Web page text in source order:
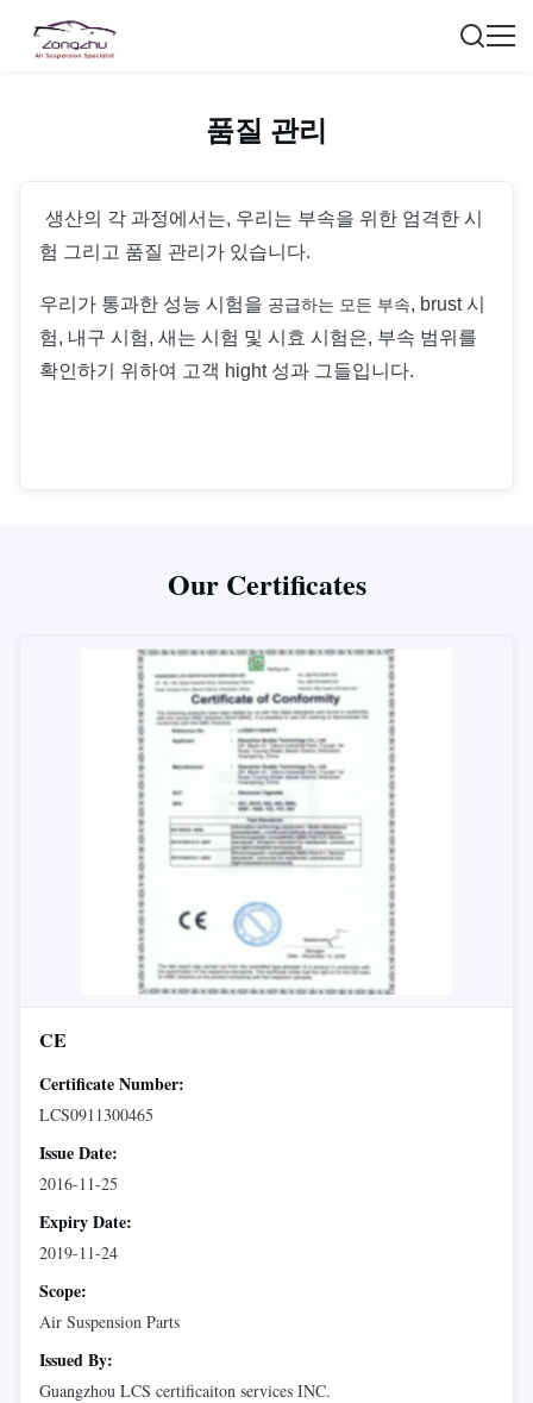
품질 관리
생산의 각 과정에서는, 우리는 부속을 위한 엄격한 시
험 그리고 품질 관리가 있습니다.
우리가 통과한 성능 시험을 공급하는 모든 부속, brust 시
험, 내구 시험, 새는 시험 및 시효 시험은, 부속 범위를
확인하기 위하여 고객 hight 성과 그들입니다.
Our Certificates
CE
Certificate Number:
LCS0911300465
Issue Date:
2016-11-25
Expiry Date:
2019-11-24
Scope:
Air Suspension Parts
Issued By:
Guangzhou LCS certificaiton services INC.